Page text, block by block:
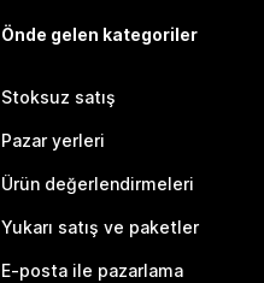
Önde gelen kategoriler
Stoksuz satış
Pazar yerleri
Ürün değerlendirmeleri
Yukarı satış ve paketler
E-posta ile pazarlama